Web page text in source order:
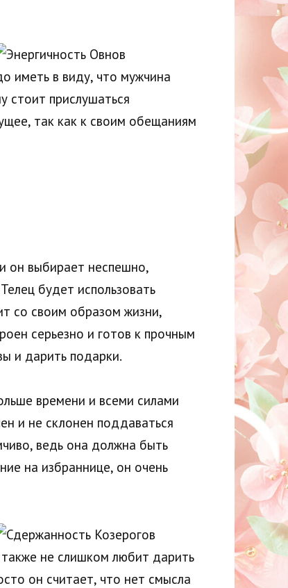
иметь в виду, что мужчина
стоит прислушаться
так как к своим обещаниям
он выбирает неспешно,
будет использовать
со своим образом жизни,
серьезно и готов к прочным
и дарить подарки.
времени и всеми силами
и не склонен поддаваться
ведь она должна быть
на избраннице, он очень
не слишком любит дарить
он считает, что нет смысла